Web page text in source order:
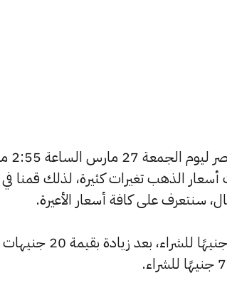
يسعى العديد
الذهب تغيرات كثيرة، لذلك قمنا
ارتفع سعر عيار 24 ليصل إلى 7795 جنيهًا للبيع و7715 جنيهًا للشراء، بعد زيادة بقيمة 20 جنيهات